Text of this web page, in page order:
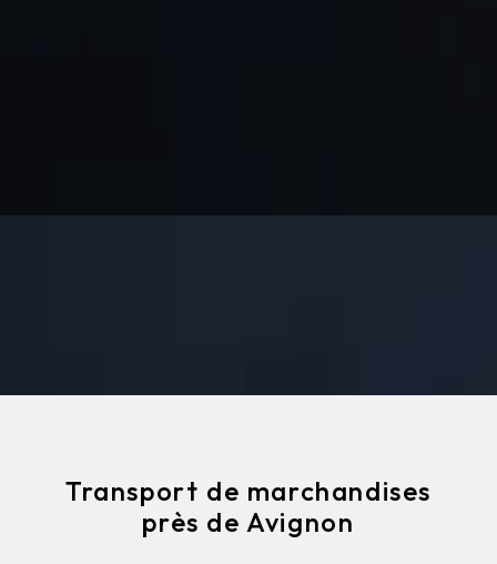
Transport de marchandises
près de Avignon